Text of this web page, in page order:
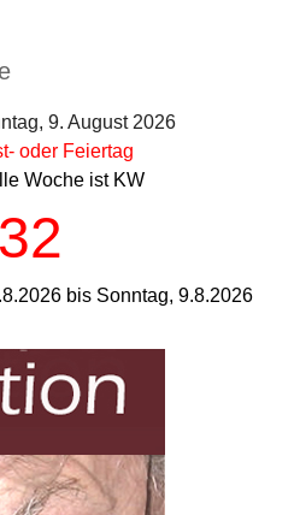
9. August 2026
oder Feiertag
Woche ist KW
32
bis Sonntag, 9.8.2026